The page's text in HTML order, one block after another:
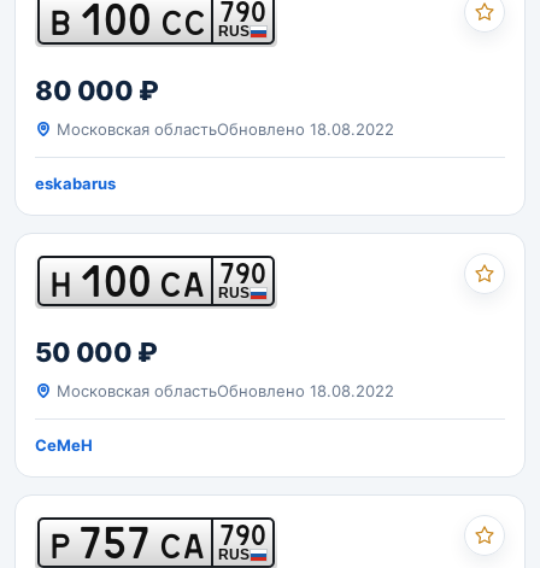
В 100 СС 790
RUS
80 000 ₽
Московская областьОбновлено 18.08.2022
eskabarus
Н 100 СА 790
RUS
50 000 ₽
Московская областьОбновлено 18.08.2022
CeMeH
Р 757 СА 790
RUS